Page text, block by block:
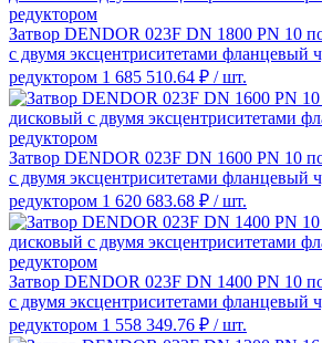
Затвор DENDOR 023F DN 1800 PN 10
c двумя эксцентриситетами фланцевый
редуктором 1 685 510.64 ₽ / шт.
Затвор DENDOR 023F DN 1600 PN 10
c двумя эксцентриситетами фланцевый
редуктором 1 620 683.68 ₽ / шт.
Затвор DENDOR 023F DN 1400 PN 10
c двумя эксцентриситетами фланцевый
редуктором 1 558 349.76 ₽ / шт.